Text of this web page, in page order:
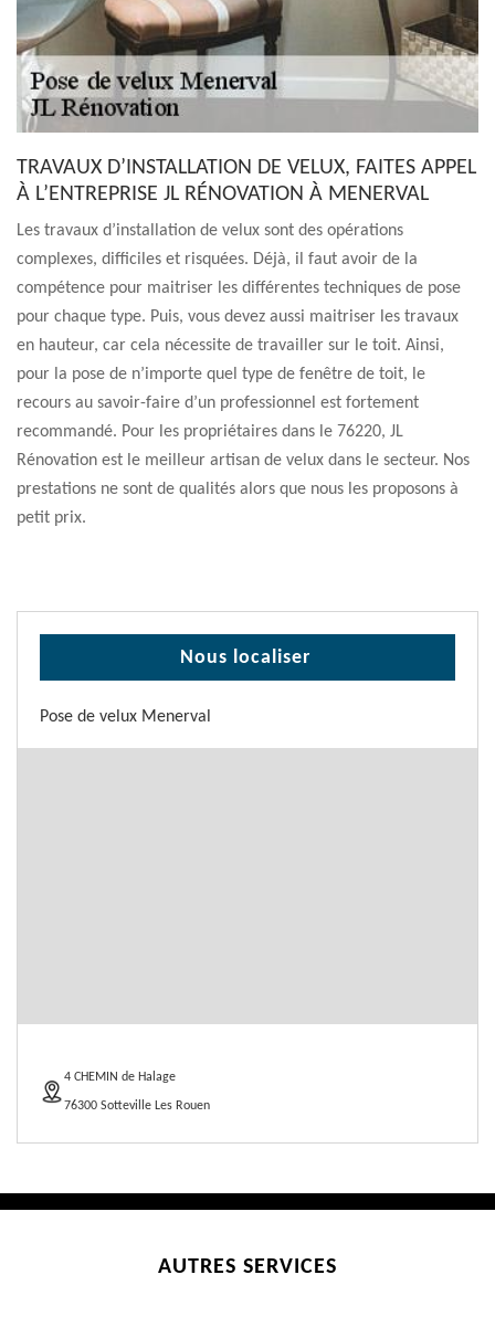
TRAVAUX D’INSTALLATION DE VELUX, FAITES APPEL
À L’ENTREPRISE JL RÉNOVATION À MENERVAL
Les travaux d’installation de velux sont des opérations
complexes, difficiles et risquées. Déjà, il faut avoir de la
compétence pour maitriser les différentes techniques de pose
pour chaque type. Puis, vous devez aussi maitriser les travaux
en hauteur, car cela nécessite de travailler sur le toit. Ainsi,
pour la pose de n’importe quel type de fenêtre de toit, le
recours au savoir-faire d’un professionnel est fortement
recommandé. Pour les propriétaires dans le 76220, JL
Rénovation est le meilleur artisan de velux dans le secteur. Nos
prestations ne sont de qualités alors que nous les proposons à
petit prix.
Nous localiser
Pose de velux Menerval
4 CHEMIN de Halage
76300 Sotteville Les Rouen
AUTRES SERVICES